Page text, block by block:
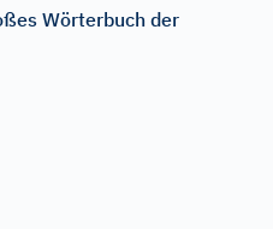
Wörterbuch der